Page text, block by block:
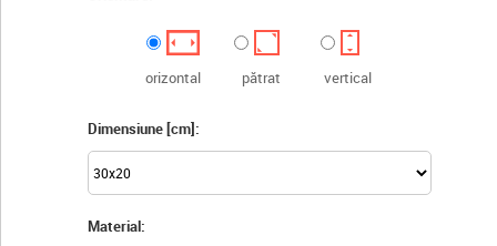
orizontal pătrat vertical
Dimensiune [cm]:
Material: